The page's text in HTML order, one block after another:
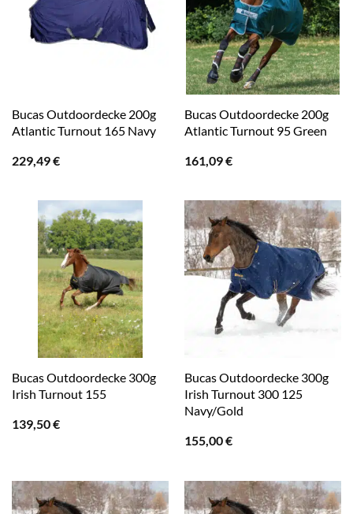
Bucas Outdoordecke 200g
Atlantic Turnout 165 Navy
229,49€
Bucas Outdoordecke 200g
Atlantic Turnout 95 Green
161,09€
Bucas Outdoordecke 300g
Irish Turnout 155
139,50€
Bucas Outdoordecke 300g
Irish Turnout 300 125
Navy/Gold
155,00€